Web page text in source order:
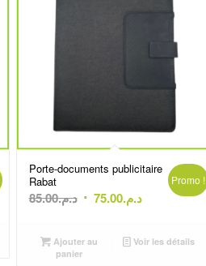
Porte-documents publicitaire
Rabat
د.م.85.00
Le
initial
était :
د.م.75.00
Le
actuel
Promo !
Ajouter au
panier
Voir les détails